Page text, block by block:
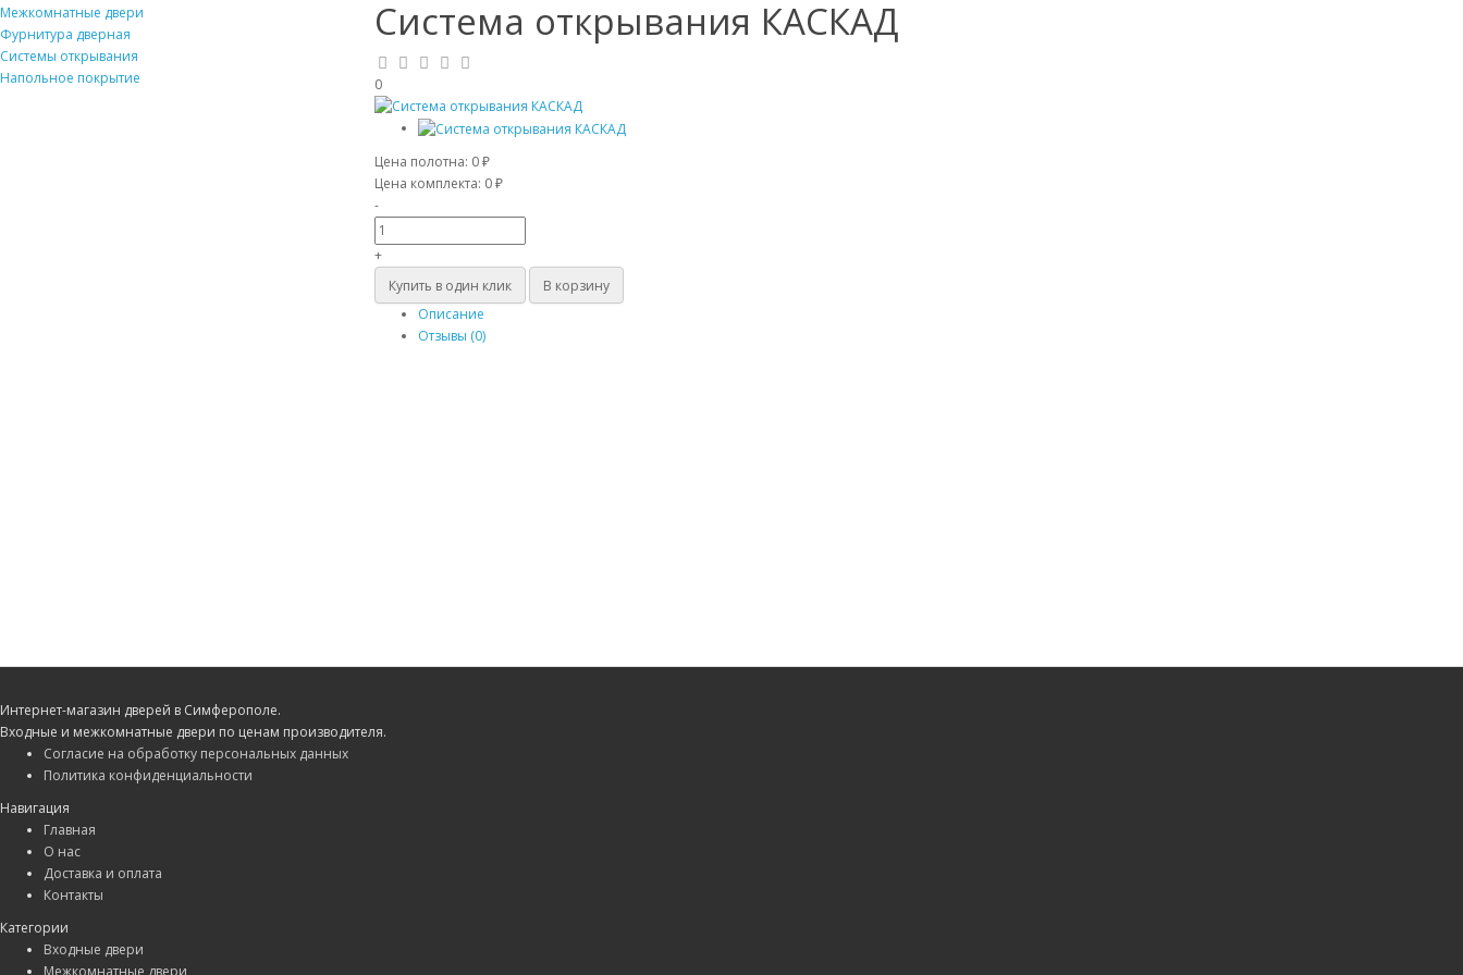
Межкомнатные двери
Фурнитура дверная
Системы открывания
Напольное покрытие
Система открывания КАСКАД
0
Цена полотна: 0 ₽
Цена комплекта: 0 ₽
-
+
Купить в один клик
В корзину
Описание
Отзывы (0)
Интернет-магазин дверей в Симферополе.
Входные и межкомнатные двери по ценам производителя.
Согласие на обработку персональных данных
Политика конфиденциальности
Навигация
Главная
О нас
Доставка и оплата
Контакты
Категории
Входные двери
Межкомнатные двери